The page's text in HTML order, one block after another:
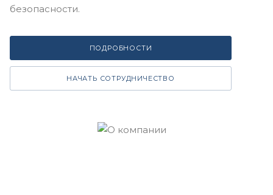
безопасности.
ПОДРОБНОСТИ
НАЧАТЬ СОТРУДНИЧЕСТВО